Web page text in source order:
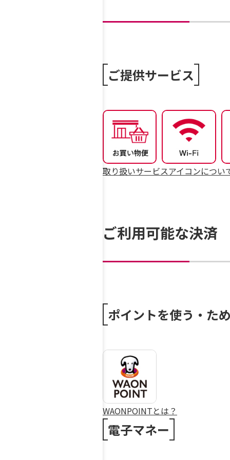
ご提供サービス
取り扱いサービスアイコンについ
ご利用可能な決済
ポイントを使う・た
WAONPOINTとは？
電子マネー